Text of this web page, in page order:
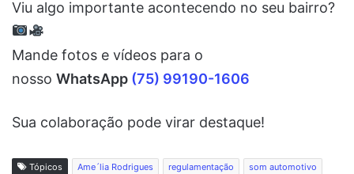
Viu algo importante acontecendo no seu bairro?
Mande fotos e vídeos para o
nosso WhatsApp (75) 99190-1606
Sua colaboração pode virar destaque!
Tópicos Ame´lia Rodrigues regulamentação
som automotivo